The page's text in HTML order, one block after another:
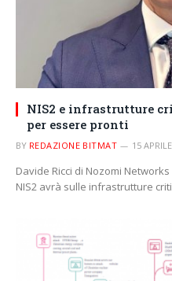
NIS2 e infrastrutture
per essere pronti
BY REDAZIONE BITMAT 15
Davide Ricci di Nozomi
NIS2 avrà sulle infrastrutture